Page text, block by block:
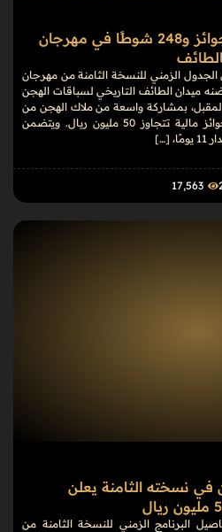
أكثر من 50 مليون ريال جوائز و248 شوطًا في مهرجان
الزمني للنسخة الثامنة من مهرجان
2026، الذي يحتضنه ميدان الطائف التاريخي لسباقات الهجن
من 3 إلى 13 سبتمبر المقبل، بمشاركة واسعة من ملاك الهجن من
داخل المملكة وخارجها، وسط جوائز مالية تتجاوز 50 مليون ريال. ويتضمن
17٬563
في نسخته الثامنة يعلن
البرنامج الزمني للنسخة الثامنة من